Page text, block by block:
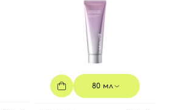
80 мл
Регистрация